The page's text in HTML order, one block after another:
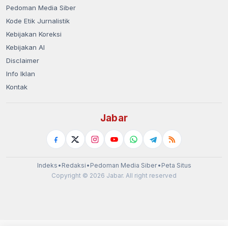
Pedoman Media Siber
Kode Etik Jurnalistik
Kebijakan Koreksi
Kebijakan AI
Disclaimer
Info Iklan
Kontak
Jabar
Indeks • Redaksi • Pedoman Media Siber• Peta Situs
Copyright © 2026 Jabar. All right reserved